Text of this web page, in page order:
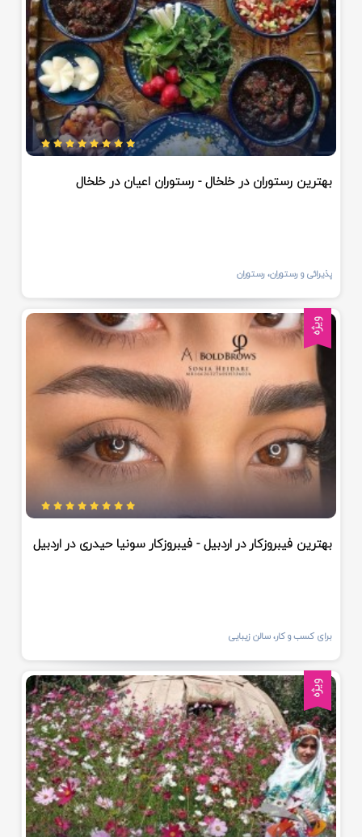
بهترین رستوران در خلخال - رستوران اعیان در خلخال
پذیرائی و رستوران، رستوران
ویژه
بهترین فیبروزکار در اردبیل - فیبروزکار سونیا حیدری در اردبیل
برای کسب و کار، سالن زیبایی
ویژه